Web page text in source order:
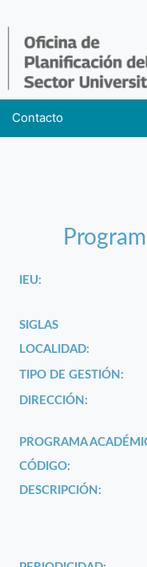
Contacto
IEU:
SIGLAS
LOCALIDAD:
TIPO DE GESTIÓN:
DIRECCIÓN:
PROGRAMA
CÓDIGO:
DESCRIPCIÓN: